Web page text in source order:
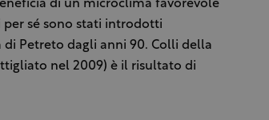
di un microclima favorevole
sé sono stati introdotti
Petreto dagli anni 90. Colli della
nel 2009) è il risultato di